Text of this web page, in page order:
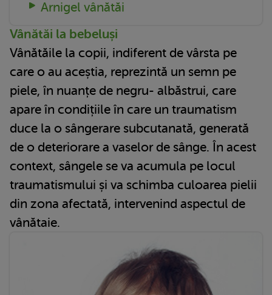
Arnigel vânătăi
Vânătăi la bebeluși
Vânătăile la copii, indiferent de vârsta pe
care o au aceștia, reprezintă un semn pe
piele, în nuanțe de negru- albăstrui, care
apare în condițiile în care un traumatism
duce la o sângerare subcutanată, generată
de o deteriorare a vaselor de sânge. În acest
context, sângele se va acumula pe locul
traumatismului și va schimba culoarea pielii
din zona afectată, intervenind aspectul de
vânătaie.